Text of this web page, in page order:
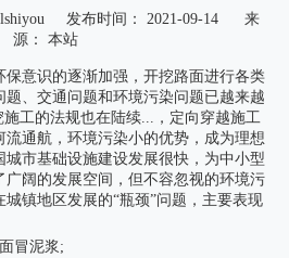
发布时间： 2021-09-14 来
源： 本站
保意识的逐渐加强，开挖路面进行各类
、交通问题和环境污染问题已越来越
工的法规也在陆续...，定向穿越施工
流通航，环境污染小的优势，成为理想
市基础设施建设发展很快，为中小型
广阔的发展空间，但不容忽视的环境污
镇地区发展的“瓶颈”问题，主要表现
冒泥浆;